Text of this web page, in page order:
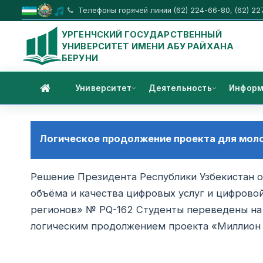
Телефоны горячей линии (62) 224-66-80, (62)
УРГЕНЧСКИЙ ГОСУДАРСТВЕННЫЙ
УНИВЕРСИТЕТ ИМЕНИ АБУ РАЙХАНА
БЕРУНИ
Университет Деятельность
Логическое продолжение проекта для
Решение Президента Республики
объёма и качества цифровых услуг и
регионов» № PQ-162 Студенты переведены
логическим продолжением проекта